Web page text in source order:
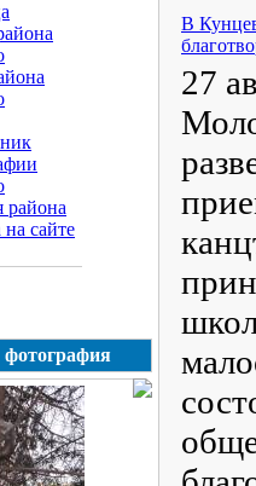
района
сайте
В
27